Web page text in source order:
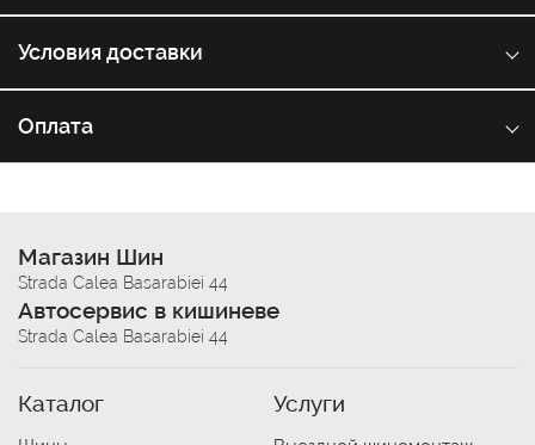
Условия доставки
Оплата
Магазин Шин
Strada Calea Basarabiei 44
Автосервис в кишиневе
Strada Calea Basarabiei 44
Каталог Услуги